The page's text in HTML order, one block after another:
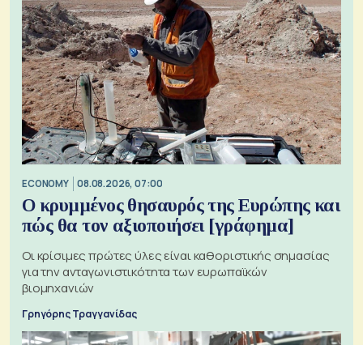
ECONOMY 08.08.2026, 07:00
Ο κρυμμένος θησαυρός της Ευρώπης και
πώς θα τον αξιοποιήσει [γράφημα]
Οι κρίσιμες πρώτες ύλες είναι καθοριστικής σημασίας
για την ανταγωνιστικότητα των ευρωπαϊκών
βιομηχανιών
Γρηγόρης Τραγγανίδας